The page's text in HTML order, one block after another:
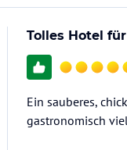
Tolles Hotel
Ein sauberes,
gastronomisch